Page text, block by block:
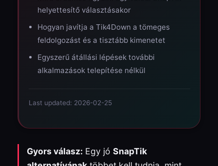
helyettesítő választásakor
Hogyan javítja a Tik4Down a tömeges
feldolgozást és a tisztább kimenetet
Egyszerű átállási lépések további
alkalmazások telepítése nélkül
Last updated: 2026-02-25
Gyors válasz: Egy jó SnapTik